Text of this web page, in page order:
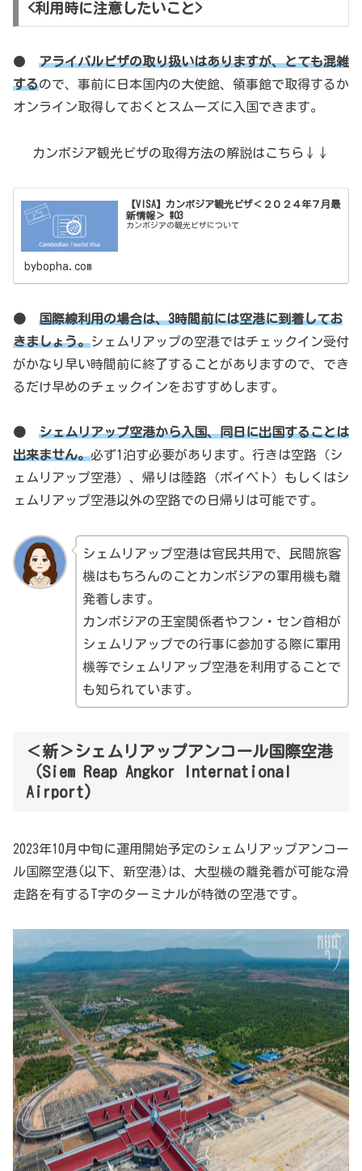
<利用時に注意したいこと>
● アライバルビザの取り扱いはありますが、とても混雑
するので、事前に日本国内の大使館、領事館で取得するか
オンライン取得しておくとスムーズに入国できます。
カンボジア観光ビザの取得方法の解説はこちら↓↓
【VISA】カンボジア観光ビザ＜２０２４年７月最
新情報＞ #03
カンボジアの観光ビザについて
bybopha.com
● 国際線利用の場合は、3時間前には空港に到着してお
きましょう。シェムリアップの空港ではチェックイン受付
がかなり早い時間前に終了することがありますので、でき
るだけ早めのチェックインをおすすめします。
● シェムリアップ空港から入国、同日に出国することは
出来ません。必ず1泊す必要があります。行きは空路（シ
ェムリアップ空港）、帰りは陸路（ポイペト）もしくはシ
ェムリアップ空港以外の空路での日帰りは可能です。
シェムリアップ空港は官民共用で、民間旅客
機はもちろんのことカンボジアの軍用機も離
発着します。
カンボジアの王室関係者やフン・セン首相が
シェムリアップでの行事に参加する際に軍用
機等でシェムリアップ空港を利用することで
も知られています。
＜新＞シェムリアップアンコール国際空港
（Siem Reap Angkor International
Airport)
2023年10月中旬に運用開始予定のシェムリアップアンコー
ル国際空港(以下、新空港)は、大型機の離発着が可能な滑
走路を有するT字のターミナルが特徴の空港です。